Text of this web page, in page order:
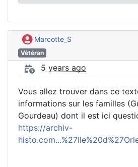
Marcotte_S
Vétéran
5 years ago
Vous allez trouver dans ce
informations sur les familles
Gourdeau) dont il est ici
https://archiv-